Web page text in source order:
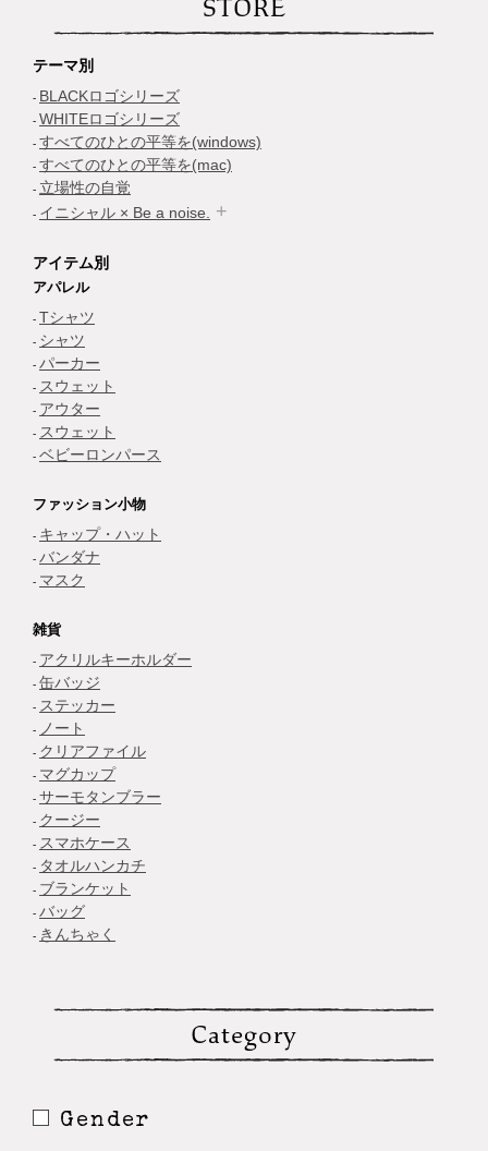
STORE
テーマ別
BLACKロゴシリーズ
WHITEロゴシリーズ
すべてのひとの平等を(windows)
すべてのひとの平等を(mac)
立場性の自覚
イニシャル × Be a noise.
アイテム別
アパレル
Tシャツ
シャツ
パーカー
スウェット
アウター
スウェット
ベビーロンパース
ファッション小物
キャップ・ハット
バンダナ
マスク
雑貨
アクリルキーホルダー
缶バッジ
ステッカー
ノート
クリアファイル
マグカップ
サーモタンブラー
クージー
スマホケース
タオルハンカチ
ブランケット
バッグ
きんちゃく
Category
Gender